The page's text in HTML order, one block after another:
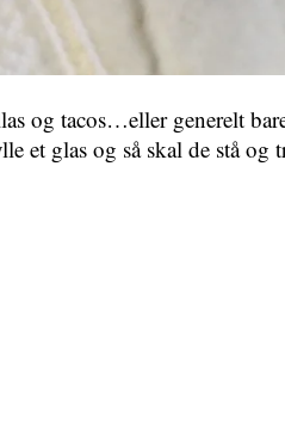
og tacos…eller generelt
et glas og så skal de stå